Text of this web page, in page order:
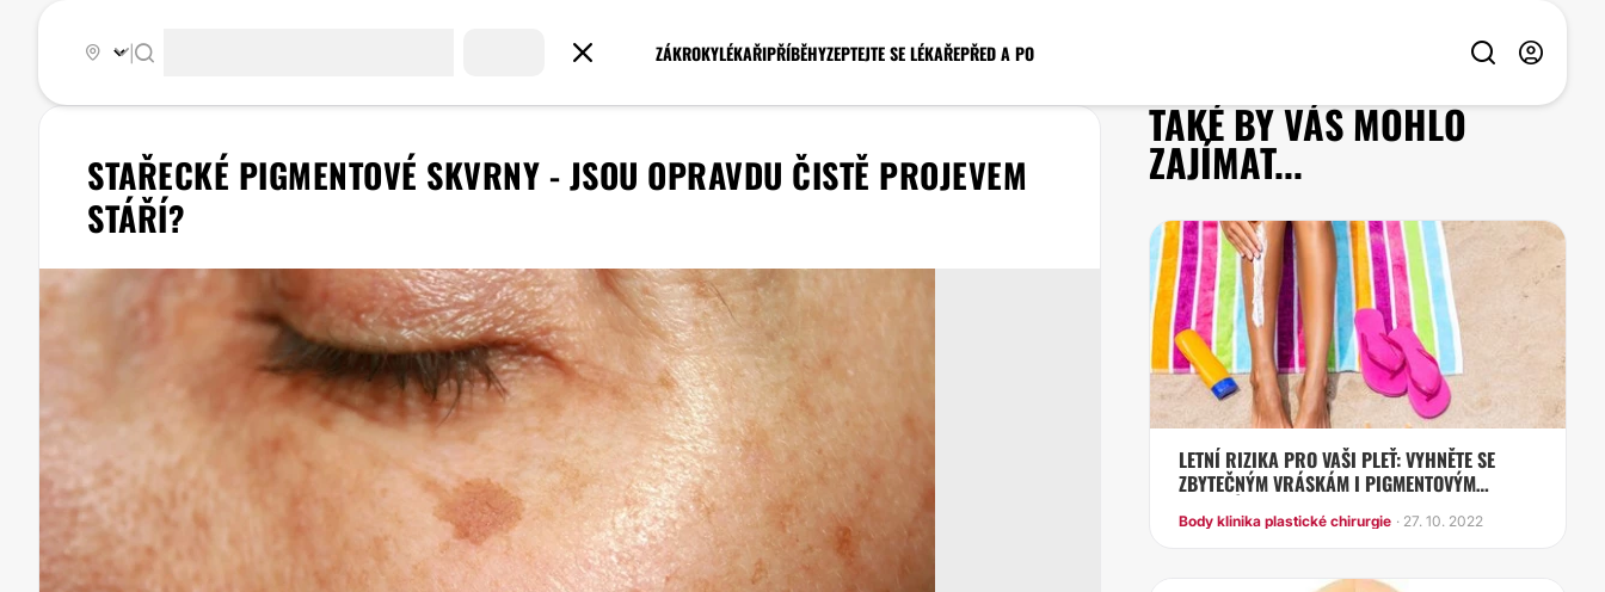
ZÁKROKYLÉKAŘIPŘÍBĚHYZEPTEJTE SE LÉKAŘEPŘED A PO
STAŘECKÉ PIGMENTOVÉ SKVRNY - JSOU OPRAVDU ČISTĚ PROJEVEM
STÁŘÍ?
TAKÉ BY VÁS MOHLO
ZAJÍMAT...
LETNÍ RIZIKA PRO VAŠI PLEŤ: VYHNĚTE SE
ZBYTEČNÝM VRÁSKÁM I PIGMENTOVÝM
Body klinika plastické chirurgie · 27. 10. 2022